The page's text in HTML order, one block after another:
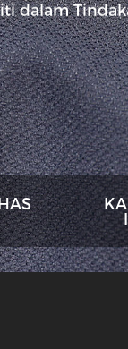
dalam